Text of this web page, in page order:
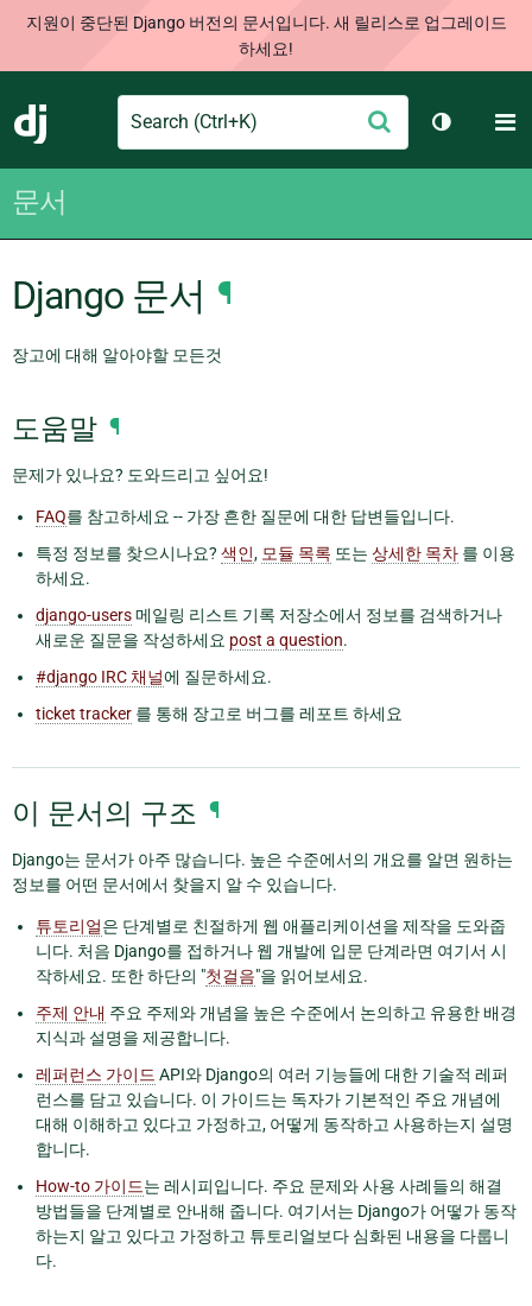
지원이 중단된 Django 버전의 문서입니다. 새 릴리스로 업그레이드
하세요!
Django
Search
출
테마 토
문서
Django 문서 ¶
장고에 대해 알아야할 모든것
도움말 ¶
문제가 있나요? 도와드리고 싶어요!
FAQ를 참고하세요 -- 가장 흔한 질문에 대한 답변들입니다.
특정 정보를 찾으시나요? 색인, 모듈 목록 또는 상세한 목차 를 이용
하세요.
django-users메일링 리스트 기록 저장소에서 정보를 검색하거나
새로운 질문을 작성하세요 post a question.
#django IRC 채널에 질문하세요.
ticket tracker 를 통해 장고로 버그를 레포트 하세요
이 문서의 구조 ¶
Django는 문서가 아주 많습니다. 높은 수준에서의 개요를 알면 원하는
정보를 어떤 문서에서 찾을지 알 수 있습니다.
튜토리얼은 단계별로 친절하게 웹 애플리케이션을 제작을 도와줍
니다. 처음 Django를 접하거나 웹 개발에 입문 단계라면 여기서 시
작하세요. 또한 하단의 "첫걸음"을 읽어보세요.
주제 안내 주요 주제와 개념을 높은 수준에서 논의하고 유용한 배경
지식과 설명을 제공합니다.
레퍼런스 가이드 API와 Django의 여러 기능들에 대한 기술적 레퍼
런스를 담고 있습니다. 이 가이드는 독자가 기본적인 주요 개념에
대해 이해하고 있다고 가정하고, 어떻게 동작하고 사용하는지 설명
합니다.
How-to 가이드는 레시피입니다. 주요 문제와 사용 사례들의 해결
방법들을 단계별로 안내해 줍니다. 여기서는 Django가 어떻가 동작
하는지 알고 있다고 가정하고 튜토리얼보다 심화된 내용을 다룹니
다.